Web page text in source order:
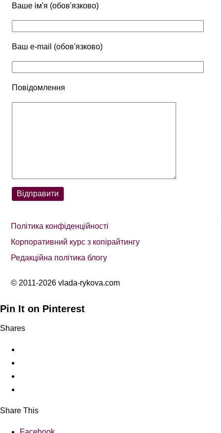
Ваше ім'я (обов'язково)
Ваш e-mail (обов'язково)
Повідомлення
Політика конфіденційності
Корпоративний курс з копірайтингу
Редакційна політика блогу
© 2011-2026 vlada-rykova.com
Pin It on Pinterest
Shares
Share This